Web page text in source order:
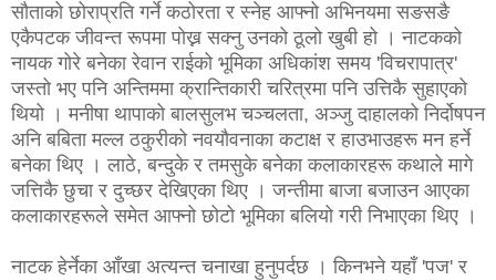
सौताको छोराप्रति गर्ने कठोरता र स्नेह आफ्नो अभिनयमा सङसङै
एकैपटक जीवन्त रूपमा पोख्न सक्नु उनको ठूलो खुबी हो । नाटकको
नायक गोरे बनेका रेवान राईको भूमिका अधिकांश समय 'विचरापात्र'
जस्तो भए पनि अन्तिममा क्रान्तिकारी चरित्रमा पनि उत्तिकै सुहाएको
थियो । मनीषा थापाको बालसुलभ चञ्चलता, अञ्जु दाहालको निर्दोषपन
अनि बबिता मल्ल ठकुरीको नवयौवनाका कटाक्ष र हाउभाउहरू मन हर्ने
बनेका थिए । लाठे, बन्दुके र तमसुके बनेका कलाकारहरू कथाले मागे
जत्तिकै छुचा र दुच्छर देखिएका थिए । जन्तीमा बाजा बजाउन आएका
कलाकारहरूले समेत आफ्नो छोटो भूमिका बलियो गरी निभाएका थिए ।
नाटक हेर्नेका आँखा अत्यन्त चनाखा हुनुपर्दछ । किनभने यहाँ 'पज' र